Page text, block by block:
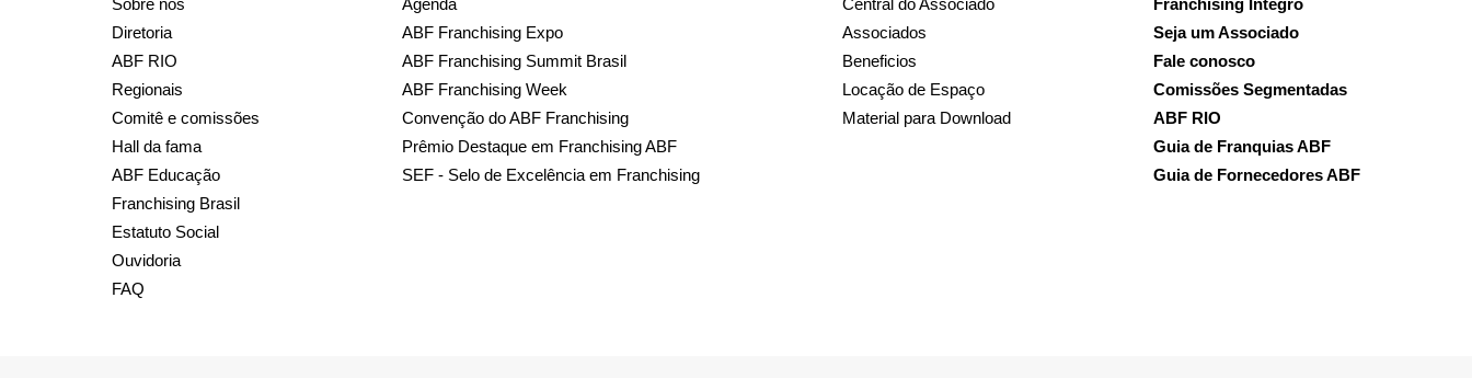
Sobre nós
Diretoria
ABF RIO
Regionais
Comitê e comissões
Hall da fama
ABF Educação
Franchising Brasil
Estatuto Social
Ouvidoria
FAQ
Agenda
ABF Franchising Expo
ABF Franchising Summit Brasil
ABF Franchising Week
Convenção do ABF Franchising
Prêmio Destaque em Franchising ABF
SEF - Selo de Excelência em Franchising
Central do Associado
Associados
Beneficios
Locação de Espaço
Material para Download
Franchising Íntegro
Seja um Associado
Fale conosco
Comissões Segmentadas
ABF RIO
Guia de Franquias ABF
Guia de Fornecedores ABF